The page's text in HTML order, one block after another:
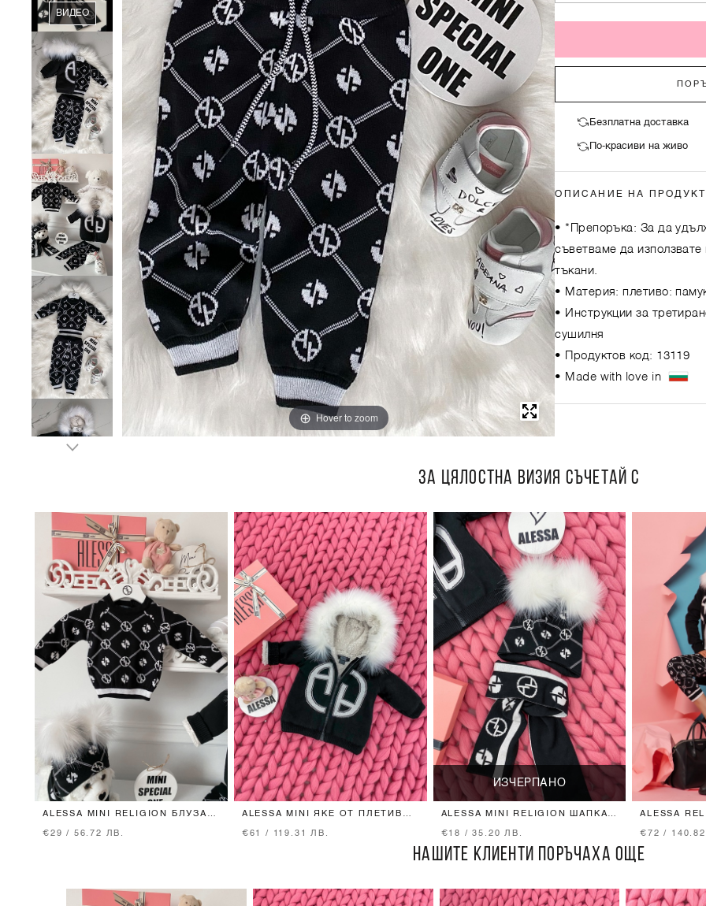
ВИДЕО
Hover to zoom
Безплатна доставка
По-красиви на живо
ОПИСАНИЕ НА
• *Препоръка: За да
съветваме да
тъкани.
• Материя: плетиво:
• Инструкции за
сушилня
• Продуктов код: 13119
• Made with love in
ЗА ЦЯЛОСТНА ВИЗИЯ СЪЧЕТАЙ С
ALESSA MINI RELIGION БЛУЗА
€29 / 56.72 ЛВ.
ALESSA MINI ЯКЕ ОТ ПЛЕТИВО
€61 / 119.31 ЛВ.
ИЗЧЕРПАНО
ALESSA MINI RELIGION ШАПКА
€18 / 35.20 ЛВ.
ALESSA
€72 /
НАШИТЕ КЛИЕНТИ ПОРЪЧАХА ОЩЕ